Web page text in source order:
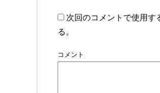
次回のコメントで使用す
る。
コメント